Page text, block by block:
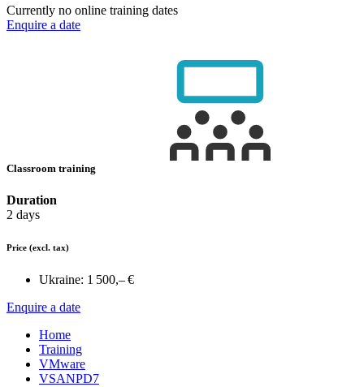
Currently no online training dates
Enquire a date
Classroom training
Duration
2 days
Price (excl. tax)
Ukraine: 1 500,– €
Enquire a date
Home
Training
VMware
VSANPD7